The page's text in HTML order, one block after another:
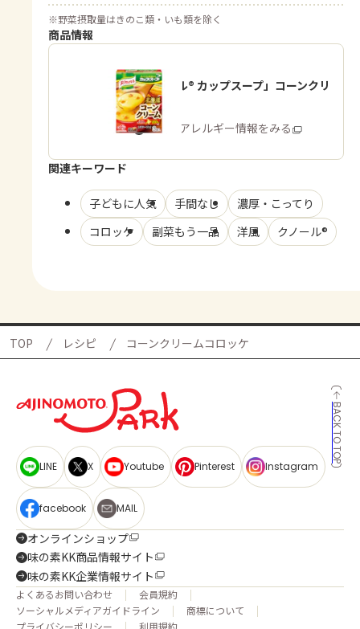
※野菜摂取量はきのこ類・いも類を除く
商品情報
「クノール® カップスープ」コーンクリ
ーム
商品・アレルギー情報をみる
関連キーワード
子どもに人気 手間なし
濃厚・こってり
コロッケ
副菜もう一品 洋風 クノール®
TOP レシピ コーンクリームコロッケ
BACK TO TOP
LINE X Youtube Pinterest Instagram
facebook MAIL
オンラインショップ
味の素KK商品情報サイト
味の素KK企業情報サイト
よくあるお問い合わせ
会員規約
ソーシャルメディアガイドライン
商標について